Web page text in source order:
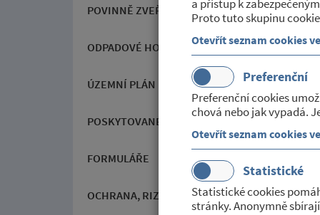
a přístup k
Proto tuto skupinu
Otevřít seznam cookies
Preferenční
Preferenční cookies
chová nebo jak vypadá.
Otevřít seznam cookies
Statistické
Statistické cookies
stránky. Anonymně
POVINNĚ ZVEŘEJŇOVANÉ INFORMACE
ODPADOVÉ HOSPODÁŘSTVÍ
ÚZEMNÍ PLÁN
POSKYTOVANÉ SLUŽBY
FORMULÁŘE
OCHRANA, RIZIKA A NEBEZPEČÍ